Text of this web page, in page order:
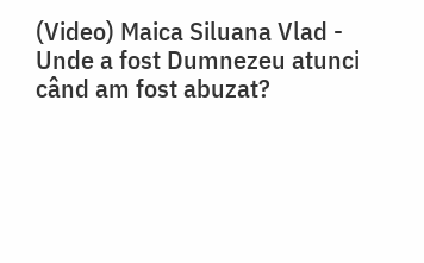
(Video) Maica Siluana Vlad -
Unde a fost Dumnezeu atunci
când am fost abuzat?